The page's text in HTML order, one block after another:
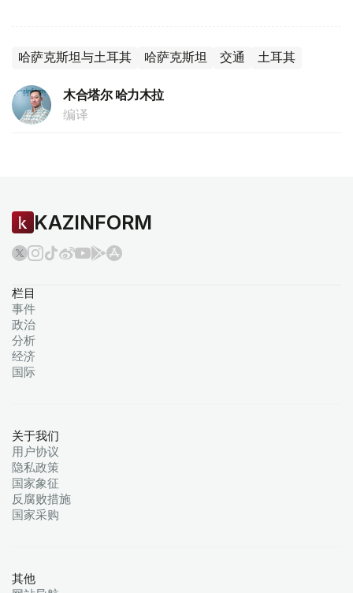
哈萨克斯坦与土耳其 哈萨克斯坦 交通 土耳其
木合塔尔 哈力木拉
编译
KAZINFORM
栏目
事件
政治
分析
经济
国际
关于我们
用户协议
隐私政策
国家象征
反腐败措施
国家采购
其他